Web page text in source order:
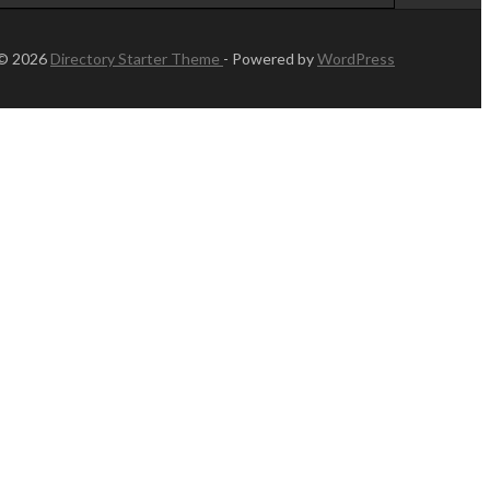
2026 Directory Starter Theme - Powered byWordPress